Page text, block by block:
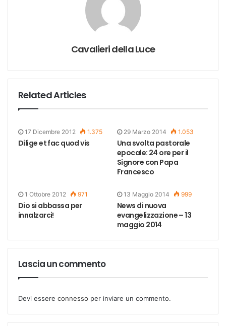
Cavalieri della Luce
Related Articles
17 Dicembre 2012 1.375
Dilige et fac quod vis
29 Marzo 2014 1.053
Una svolta pastorale
epocale: 24 ore per il
Signore con Papa
Francesco
1 Ottobre 2012 971
Dio si abbassa per
innalzarci!
13 Maggio 2014 999
News di nuova
evangelizzazione – 13
maggio 2014
Lascia un commento
Devi essere connesso per inviare un commento.